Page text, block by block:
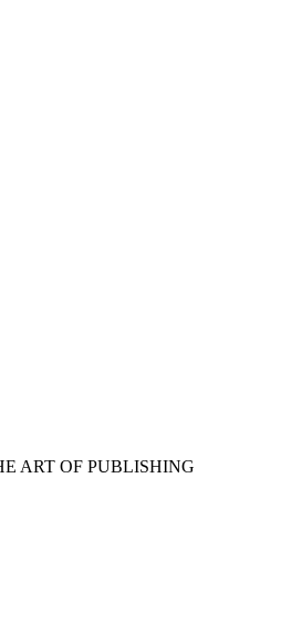
ART OF PUBLISHING